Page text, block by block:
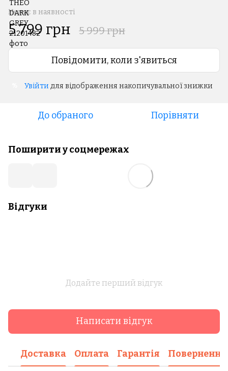
Немає в наявності
5 799 грн 5 999 грн
Повідомити, коли з'явиться
Увійти для відображення накопичувальної знижки
До обраного Порівняти
Поширити у соцмережах
Відгуки
Додайте перший відгук
Написати відгук
Доставка Оплата Гарантія Повернення